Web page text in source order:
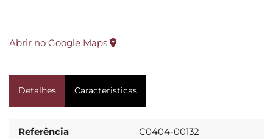
Abrir no Google Maps
Detalhes Caracteristicas
Referência C0404-00132